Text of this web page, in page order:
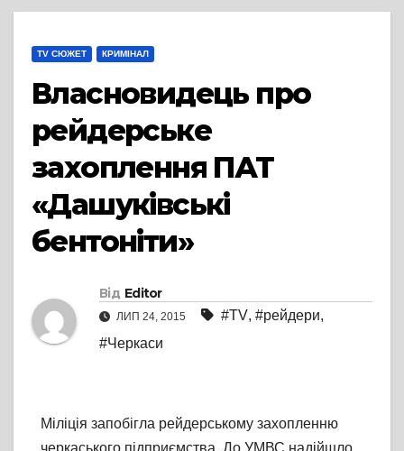
TV СЮЖЕТ КРИМІНАЛ
Власновидець про
рейдерське
захоплення ПАТ
«Дашуківські
бентоніти»
Від Editor
ЛИП 24, 2015 #TV, #рейдери,
#Черкаси
Міліція запобігла рейдерському захопленню